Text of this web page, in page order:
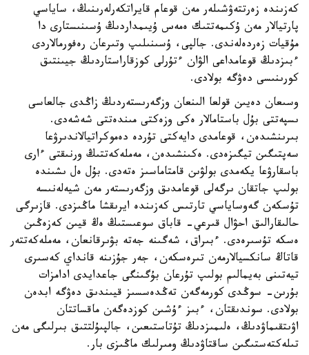
كەزىندە زەرتتەۋشىلەر مەن قوعام قايراتكەرلەرىنىڭ، ساياسي
پارتيالار مەن ۇكىمەتتىك ەمەس ۇيىمداردىڭ ۇسىنىستارى دا
مۇقيات زەردەلەندى. جالپى، ۇسىنىلىپ وتىرعان رەفورمالاردى
ءبىزدىڭ قوعامداعى الۋان ءتۇرلى كوزقاراستاردىڭ جيىنتىق
كورىنىسى دەۋگە بولادى.
وسىعان دەيىن قولعا الىنعان وزگەرىستەردىڭ زاڭدى جالعاسى
ىسپەتتى بۇل باستامالار ەكى وزەكتى مىندەتتى شەشەدى.
بىرىنشىدەن، قوعامدى دايەكتى تۇردە دەموكراتيالاندىرۋعا
سەپتىگىن تيگىزەدى. ەكىنشىدەن، مەملەكەتتىڭ ورنىقتى ءارى
باسقارۋعا يكەمدى بولۋىن قامتاماسىز ەتەدى. بۇل ەل ىشىندە
بولىپ جاتقان ىرگەلى قوعامدىق وزگەرىستەر مەن شيەلەنىسە
تۇسكەن گەوساياسي تارتىس كەزىندە ايرىقشا ماڭىزدى. قازىرگى
حالىقارالىق احۋال قىرعي- قاباق سوعىستىڭ ەڭ قيىن كەزەڭىن
ەسكە تۇسىرەدى. ءبىراق، شەگىنە جەتە بۋىرقانعان، مەملەكەتتەر
قاتاڭ سانكسيالارمەن تىرەسكەن، جەر جۇزىنە قانداي كەسىرى
تيەتىنى بەيمالىم بولىپ تۇرعان بۇگىنگى جاعدايدى ادامزات
بۇرىن- سوڭدى كورمەگەن تەڭدەسسىز قيىندىق دەۋگە ابدەن
بولادى. سوندىقتان، ءبىز ءۇشىن كوزدەگەن ماقساتتان
اۋىتقىماۋدىڭ، ەلىمىزدىڭ تۇتاستىعىن، جالپىۇلتتىق بىرلىگى مەن
تىلەكتەستىگىن ساقتاۋدىڭ ومىرلىك ماڭىزى بار.